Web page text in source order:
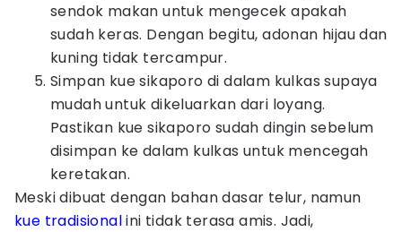
sendok makan untuk mengecek apakah
sudah keras. Dengan begitu, adonan hijau dan
kuning tidak tercampur.
Simpan kue sikaporo di dalam kulkas supaya
mudah untuk dikeluarkan dari loyang.
Pastikan kue sikaporo sudah dingin sebelum
disimpan ke dalam kulkas untuk mencegah
keretakan.
Meski dibuat dengan bahan dasar telur, namun
kue tradisionalini tidak terasa amis. Jadi,